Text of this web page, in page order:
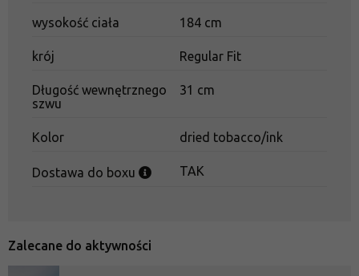
wysokość ciała 184 cm
krój Regular Fit
Długość wewnętrznego
szwu
31 cm
Kolor dried tobacco/ink
Dostawa do boxu TAK
Zalecane do aktywności